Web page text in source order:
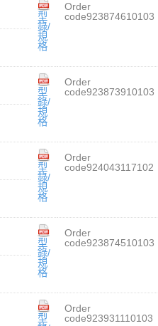
型
錄/
規
格
Order
code923874610103
型
錄/
規
格
Order
code923873910103
型
錄/
規
格
Order
code924043117102
型
錄/
規
格
Order
code923874510103
型
Order
code923931110103